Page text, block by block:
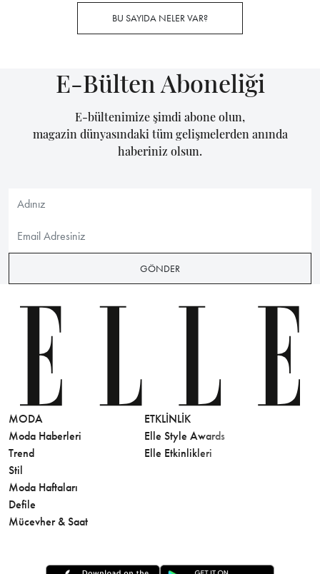
BU SAYIDA NELER VAR?
E-Bülten Aboneliği
E-bültenimize şimdi abone olun,
magazin dünyasındaki tüm gelişmelerden anında
haberiniz olsun.
GÖNDER
MODA
Moda Haberleri
Trend
Stil
Moda Haftaları
Defile
Mücevher & Saat
ETKLINLIK
Elle Style Awards
Elle Etkinlikleri